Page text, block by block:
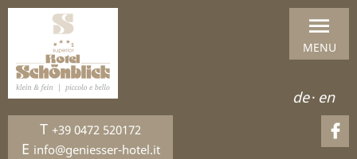
T +39 0472 520172
E info@geniesser-hotel.it
de· en
MENU